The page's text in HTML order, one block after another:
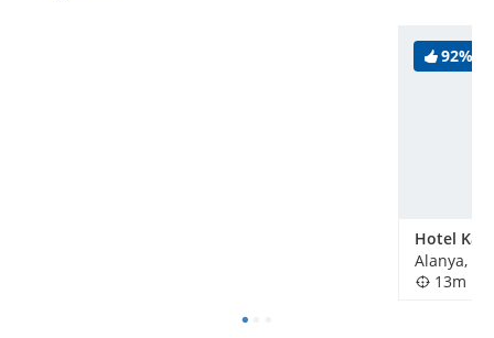
92%
Hotel
Alanya,
13m